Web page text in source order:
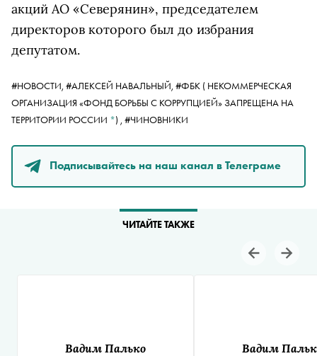
акций АО «Северянин», председателем
директоров которого был до избрания
депутатом.
#НОВОСТИ, #АЛЕКСЕЙ НАВАЛЬНЫЙ, #ФБК ( НЕКОММЕРЧЕСКАЯ
ОРГАНИЗАЦИЯ «ФОНД БОРЬБЫ С КОРРУПЦИЕЙ» ЗАПРЕЩЕНА НА
ТЕРРИТОРИИ РОССИИ *) , #ЧИНОВНИКИ
Подписывайтесь на наш канал в Телеграме
ЧИТАЙТЕ ТАКЖЕ
Вадим Палько Вадим